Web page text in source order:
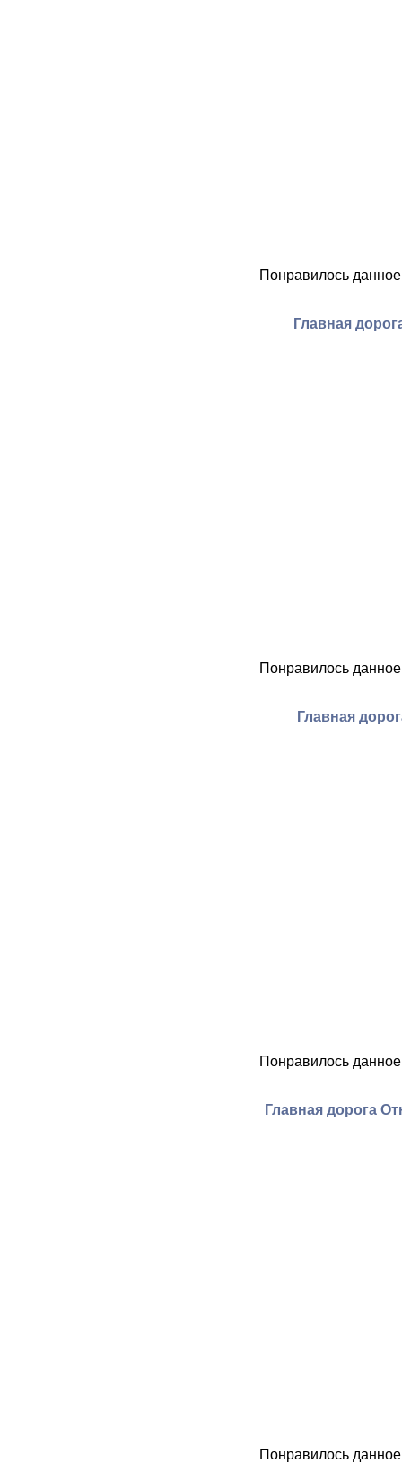
Понравилось
Главная
Понравилось
Главная
Понравилось
Главная дорога
Понравилось